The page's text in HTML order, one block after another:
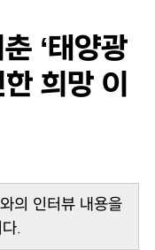
‘태양광
희망 이
의 인터뷰 내용을
.